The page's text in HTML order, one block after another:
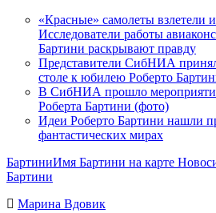
«Красные» самолеты взлетели
Исследователи работы
Бартини раскрывают правду
Представители СибНИА
столе к юбилею Роберто
В СибНИА прошло мероприятие
Роберта Бартини (фото)
Идеи Роберто Бартини нашли
фантастических мирах
БартиниИмя Бартини на карте
Бартини
Марина Вдовик